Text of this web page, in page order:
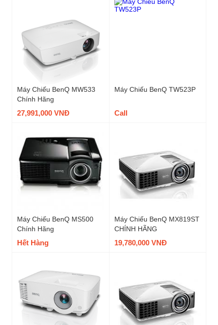
Máy Chiếu BenQ MW533
Chính Hãng
27,991,000 VNĐ
Máy Chiếu BenQ TW523P
Call
Máy Chiếu BenQ MS500
Chính Hãng
Hết Hàng
Máy Chiếu BenQ MX819ST
CHÍNH HÃNG
19,780,000 VNĐ